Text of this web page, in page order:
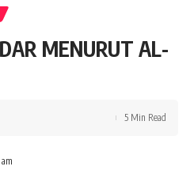
MENURUT AL-
5 Min Read